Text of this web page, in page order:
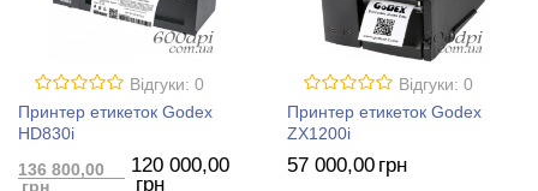
Відгуки: 0
Принтер етикеток Godex
HD830i
136 800,00
грн
120 000,00
грн
Відгуки: 0
Принтер етикеток Godex
ZX1200i
57 000,00 грн